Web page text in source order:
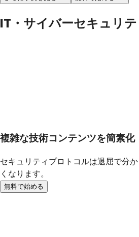
IT・サイバーセキュリ
複雑な技術コンテンツを簡素化
セキュリティプロトコルは退屈で分
くなります。
無料で始める